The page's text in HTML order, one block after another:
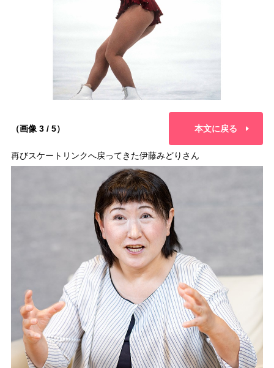
（画像 3 / 5） 本文に戻る
再びスケートリンクへ戻ってきた伊藤みどりさん